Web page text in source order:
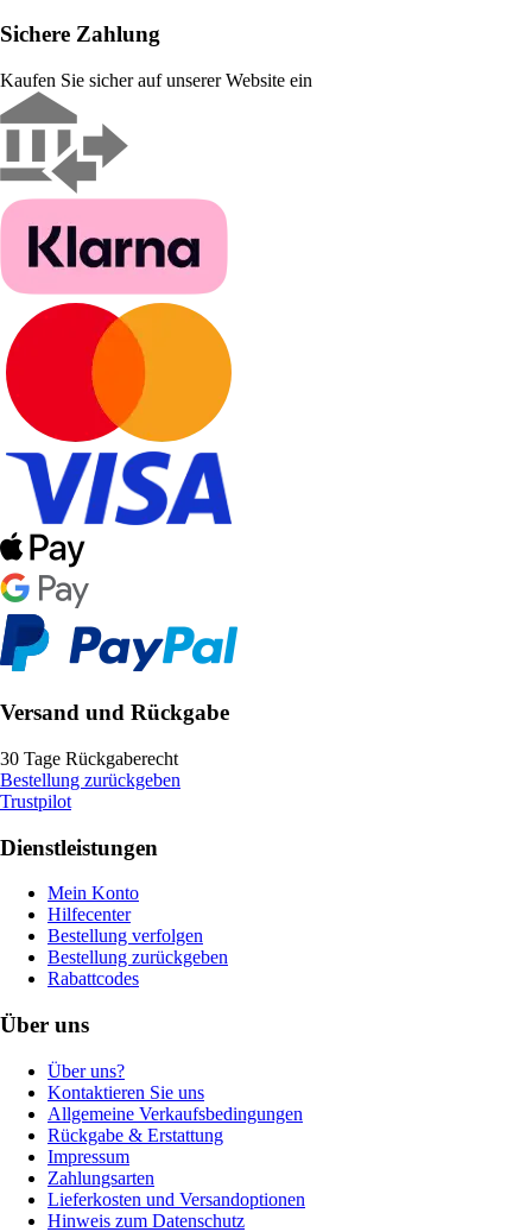
Sichere Zahlung
Kaufen Sie sicher auf unserer Website ein
Versand und Rückgabe
30 Tage Rückgaberecht
Bestellung zurückgeben
Trustpilot
Dienstleistungen
Mein Konto
Hilfecenter
Bestellung verfolgen
Bestellung zurückgeben
Rabattcodes
Über uns
Über uns?
Kontaktieren Sie uns
Allgemeine Verkaufsbedingungen
Rückgabe & Erstattung
Impressum
Zahlungsarten
Lieferkosten und Versandoptionen
Hinweis zum Datenschutz